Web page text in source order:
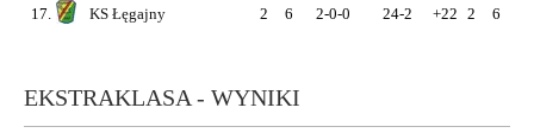
17.
KS Łęgajny 2 6 2-0-0 24-2 +22 2 6
EKSTRAKLASA - WYNIKI